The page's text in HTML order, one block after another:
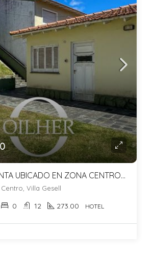
HOTEL EN VENTA UBICADO EN ZONA CENTRO/SUR
Villa Gesell
0 12 273.00 HOTEL